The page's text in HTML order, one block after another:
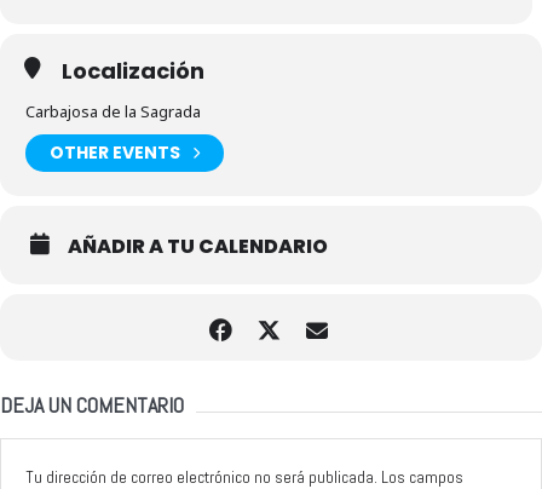
Localización
Carbajosa de la Sagrada
OTHER EVENTS
AÑADIR A TU CALENDARIO
DEJA UN COMENTARIO
Tu dirección de correo electrónico no será publicada. Los campos